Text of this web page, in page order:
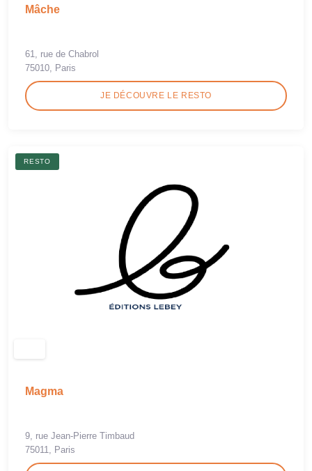
Mâche
61, rue de Chabrol
75010, Paris
JE DÉCOUVRE LE RESTO
RESTO
Magma
9, rue Jean-Pierre Timbaud
75011, Paris